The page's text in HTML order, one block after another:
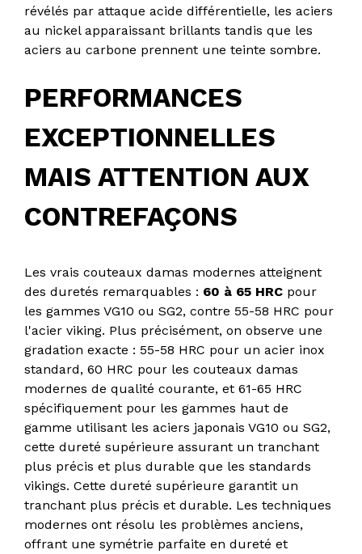
révélés par attaque acide différentielle, les aciers
au nickel apparaissant brillants tandis que les
aciers au carbone prennent une teinte sombre.
PERFORMANCES
EXCEPTIONNELLES
MAIS ATTENTION AUX
CONTREFAÇONS
Les vrais couteaux damas modernes atteignent
des duretés remarquables : 60 à 65 HRCpour
les gammes VG10 ou SG2, contre 55-58 HRC pour
l'acier viking. Plus précisément, on observe une
gradation exacte : 55-58 HRC pour un acier inox
standard, 60 HRC pour les couteaux damas
modernes de qualité courante, et 61-65 HRC
spécifiquement pour les gammes haut de
gamme utilisant les aciers japonais VG10 ou SG2,
cette dureté supérieure assurant un tranchant
plus précis et plus durable que les standards
vikings. Cette dureté supérieure garantit un
tranchant plus précis et durable. Les techniques
modernes ont résolu les problèmes anciens,
offrant une symétrie parfaite en dureté et